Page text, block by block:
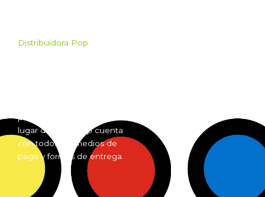
Distribuidora Pop
por mayor desde cualquier
lugar del país. Pop cuenta
con todos los medios de
pago y formas de entrega.